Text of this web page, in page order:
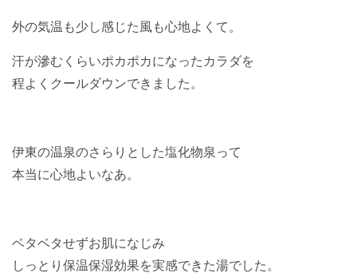
外の気温も少し感じた風も心地よくて。
汗が滲むくらいポカポカになったカラダを
程よくクールダウンできました。
伊東の温泉のさらりとした塩化物泉って
本当に心地よいなあ。
ベタベタせずお肌になじみ
しっとり保温保湿効果を実感できた湯でした。